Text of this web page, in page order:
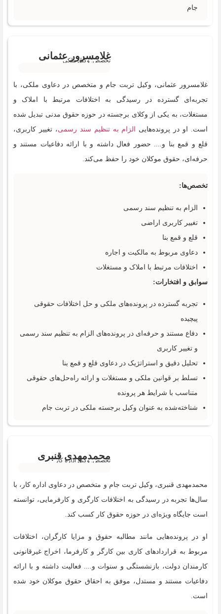
جام
غلامسرور عثمانی
تخصص: وکیل ملکی
غلامسرور عثمانی، وکیل تربت جام و متخصص در دعاوی ملکی، با
تجربه‌ای گسترده در رسیدگی به اختلافات مرتبط با املاک و
مستغلات، به یکی از وکلای برجسته در حوزه حقوق مدنی تبدیل شده
است. او در پرونده‌هایی الزام به تنظیم سند رسمی، تغییر کاربری،
قلع و قمع بنا و.... حضور فعال داشته و با ارائه دفاعیات مستند و
حرفه‌ای، حقوق موکلان خود را حفظ می‌کند.
تخصص‌ها:
الزام به تنظیم سند رسمی
تغییر کاربری اراضی
قلع و قمع بنا
دعاوی مربوط به مالکیت و اجاره
اختلافات مرتبط با املاک و مستغلات
سوابق و افتخارات:
تجربه گسترده در پرونده‌های ملکی و حل اختلافات حقوقی
پیچیده
دفاع مستند و حرفه‌ای در پرونده‌های الزام به تنظیم سند رسمی
و تغییر کاربری
تحلیل دقیق و استراتژیک در دعاوی قلع و قمع بنا
تسلط بر قوانین ملکی و مستغلات و ارائه راه‌حل‌های حقوقی
متناسب با شرایط هر پرونده
شناخته‌شده به عنوان وکیل برجسته ملکی در تربت جام
محمدمهدی قنبری
تخصص: وکیل اداره کار
محمدمهدی قنبری، وکیل تربت جام و متخصص در دعاوی اداره کار، با
سال‌ها تجربه در رسیدگی به اختلافات کارگری و کارفرمایی، توانسته
است جایگاه ویژه‌ای در حوزه حقوق کار کسب کند.
او در پرونده‌هایی مانند مطالبه حقوق و مزایا کارگران، اختلافات
مربوط به قراردادهای کاری بین کارگر و کارفرما، اخراج غیرقانونی
کارمندان دولت، بازنشستگی و سنوات و.... فعالیت داشته و با ارائه
دفاعیات مستند و مستدل، موفق به احقاق حقوق موکلان خود شده
است.